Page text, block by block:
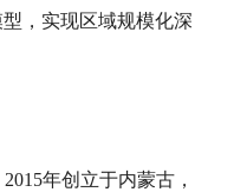
，实现区域规模化深
年创立于内蒙古，